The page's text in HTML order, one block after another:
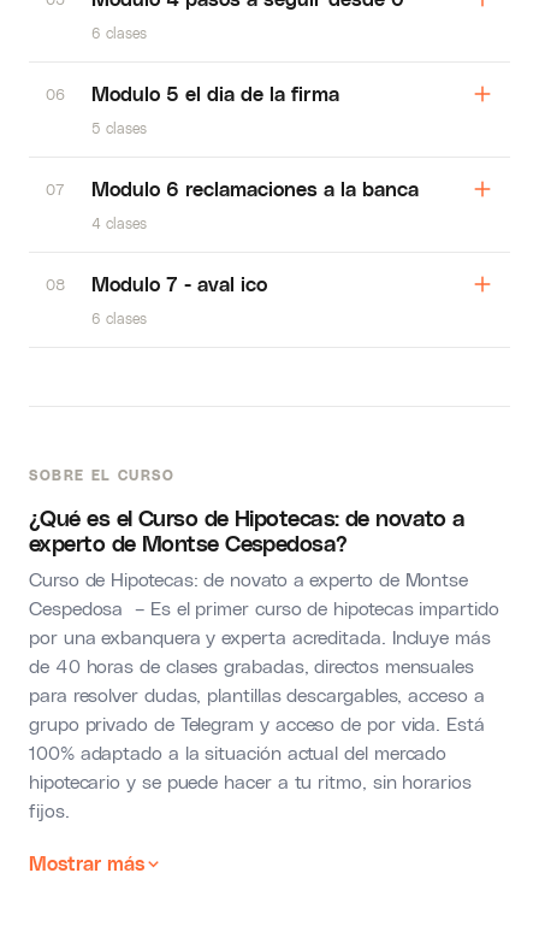
SOBRE EL CURSO
¿Qué es el Curso de Hipotecas: de novato a
experto de Montse Cespedosa?
Curso de Hipotecas: de novato a experto de Montse
Cespedosa – Es el primer curso de hipotecas impartido
por una exbanquera y experta acreditada. Incluye más
de 40 horas de clases grabadas, directos mensuales
para resolver dudas, plantillas descargables, acceso a
grupo privado de Telegram y acceso de por vida. Está
100% adaptado a la situación actual del mercado
hipotecario y se puede hacer a tu ritmo, sin horarios
fijos.
Mostrar más
6 clases
06 Modulo 5 el dia de la firma
5 clases
07 Modulo 6 reclamaciones a la banca
4 clases
08 Modulo 7 - aval ico
6 clases